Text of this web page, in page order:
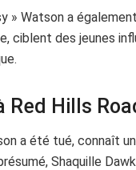
» Watson a
ciblent des jeunes
Red Hills
a été tué, connaît
Shaquille